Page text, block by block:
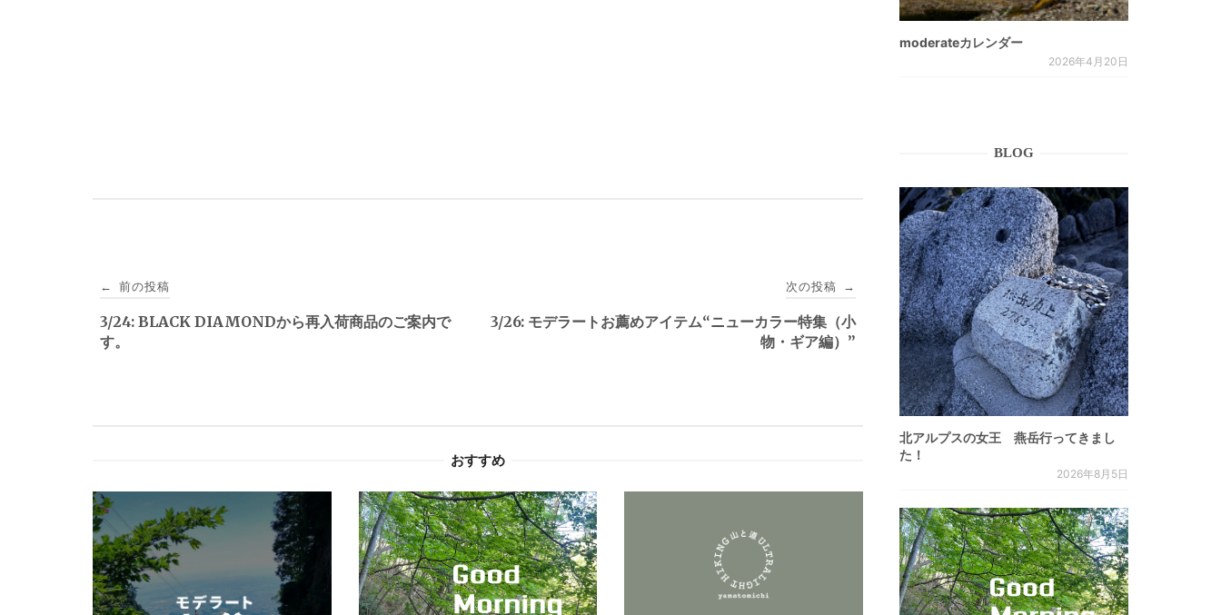
稿
ナ
シ
ョ
ン
← 前の投稿
3/24: BLACK DIAMONDから再入荷商品のご案内で
す。
次の投稿 →
3/26: モデラートお薦めアイテム“ニューカラー特集（小
物・ギア編）”
おすすめ
moderateカレンダー
2026年4月20日
BLOG
北アルプスの女王 燕岳行ってきまし
た！
2026年8月5日